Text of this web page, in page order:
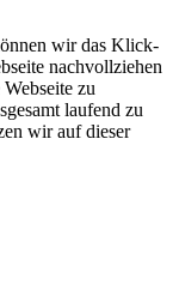
wir das Klick-
nachvollziehen
zu
laufend zu
wir auf dieser